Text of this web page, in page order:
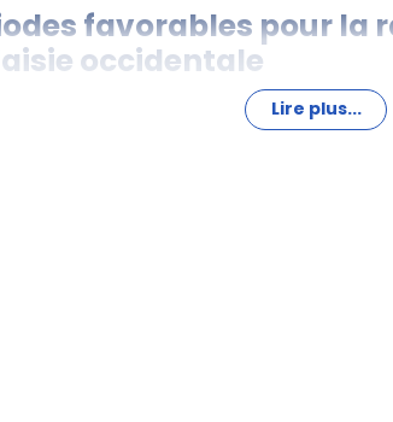
favorables pour la
occidentale
se distingue comme le mois le plus
Lire plus...